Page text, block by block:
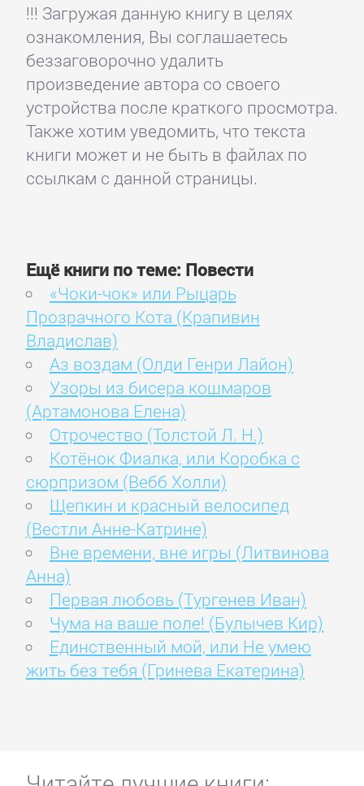
!!! Загружая данную книгу в целях
ознакомления, Вы соглашаетесь
беззаговорочно удалить
произведение автора со своего
устройства после краткого просмотра.
Также хотим уведомить, что текста
книги может и не быть в файлах по
ссылкам с данной страницы.
Ещё книги по теме: Повести
«Чоки-чок» или Рыцарь
Прозрачного Кота (Крапивин
Владислав)
Аз воздам (Олди Генри Лайон)
Узоры из бисера кошмаров
(Артамонова Елена)
Отрочество (Толстой Л. Н.)
Котёнок Фиалка, или Коробка с
сюрпризом (Вебб Холли)
Щепкин и красный велосипед
(Вестли Анне-Катрине)
Вне времени, вне игры (Литвинова
Анна)
Первая любовь (Тургенев Иван)
Чума на ваше поле! (Булычев Кир)
Единственный мой, или Не умею
жить без тебя (Гринева Екатерина)